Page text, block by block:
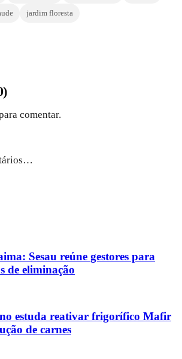
jardim floresta
)
comentar.
Sesau reúne gestores para
de eliminação
estuda reativar frigorífico Mafir
de carnes